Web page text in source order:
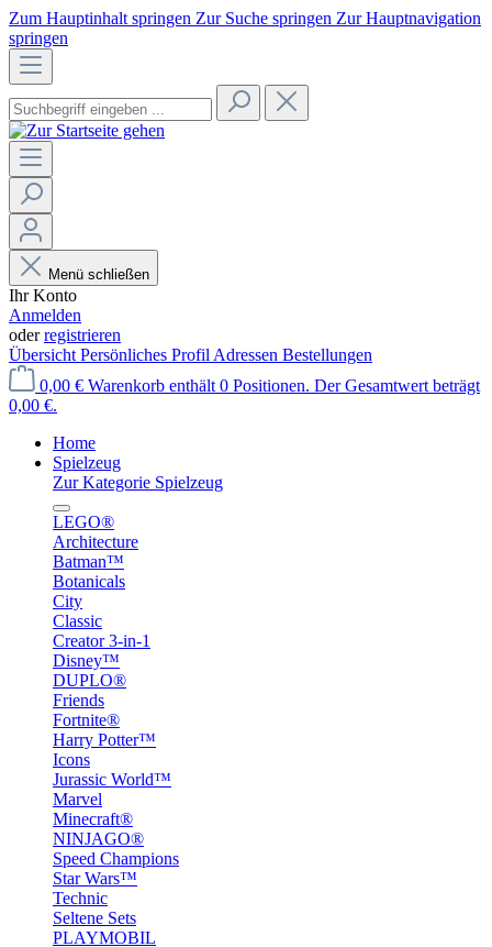
Zum Hauptinhalt springen Zur Suche springen Zur Hauptnavigation
springen
Menü schließen
Ihr Konto
Anmelden
oderregistrieren
Übersicht Persönliches Profil Adressen Bestellungen
0,00 € Warenkorb enthält 0 Positionen. Der Gesamtwert beträgt
0,00 €.
Home
Spielzeug
Zur Kategorie Spielzeug
LEGO®
Architecture
Batman™
Botanicals
City
Classic
Creator 3-in-1
Disney™
DUPLO®
Friends
Fortnite®
Harry Potter™
Icons
Jurassic World™
Marvel
Minecraft®
NINJAGO®
Speed Champions
Star Wars™
Technic
Seltene Sets
PLAYMOBIL